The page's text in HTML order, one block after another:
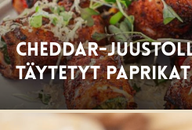
Cheddar-
täytetyt paprikat